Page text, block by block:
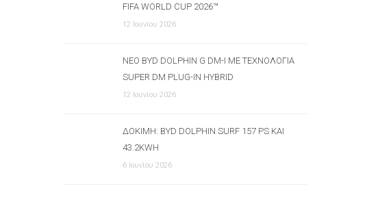
FIFA WORLD CUP 2026™
12 Ιουνίου 2026
ΝΈΟ BYD DOLPHIN G DM-I ΜΕ ΤΕΧΝΟΛΟΓΊΑ
SUPER DM PLUG-IN HYBRID
12 Ιουνίου 2026
ΔΟΚΙΜΉ: BYD DOLPHIN SURF 157 PS ΚΑΙ
43.2KWH
6 Ιουνίου 2026